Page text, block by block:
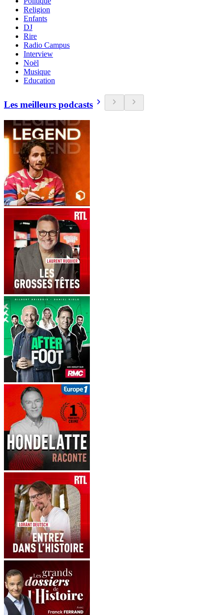
Religion
Enfants
DJ
Rire
Radio Campus
Interview
Noël
Musique
Education
Les meilleurs podcasts